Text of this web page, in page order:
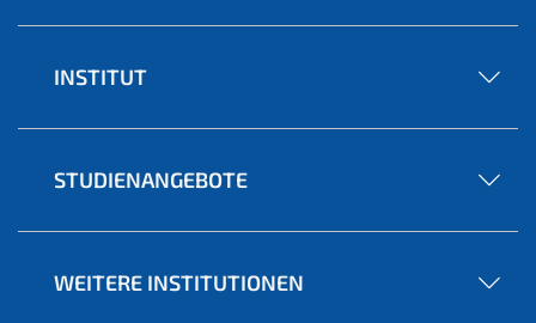
INSTITUT
STUDIENANGEBOTE
WEITERE INSTITUTIONEN